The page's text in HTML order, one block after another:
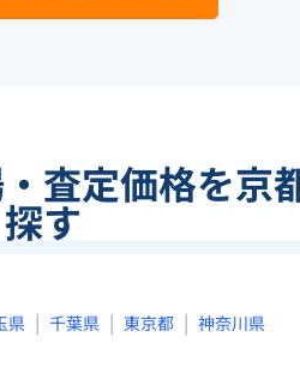
査定価格を京
探す
県 | 千葉県 | 東京都 | 神奈川県